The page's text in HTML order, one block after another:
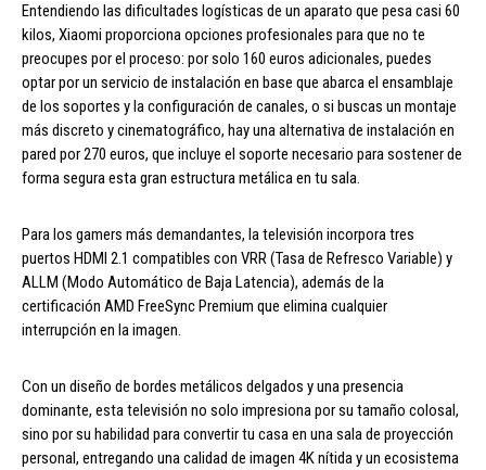
Entendiendo las dificultades logísticas de un aparato que pesa casi 60
kilos, Xiaomi proporciona opciones profesionales para que no te
preocupes por el proceso: por solo 160 euros adicionales, puedes
optar por un servicio de instalación en base que abarca el ensamblaje
de los soportes y la configuración de canales, o si buscas un montaje
más discreto y cinematográfico, hay una alternativa de instalación en
pared por 270 euros, que incluye el soporte necesario para sostener de
forma segura esta gran estructura metálica en tu sala.
Para los gamers más demandantes, la televisión incorpora tres
puertos HDMI 2.1 compatibles con VRR (Tasa de Refresco Variable) y
ALLM (Modo Automático de Baja Latencia), además de la
certificación AMD FreeSync Premium que elimina cualquier
interrupción en la imagen.
Con un diseño de bordes metálicos delgados y una presencia
dominante, esta televisión no solo impresiona por su tamaño colosal,
sino por su habilidad para convertir tu casa en una sala de proyección
personal, entregando una calidad de imagen 4K nítida y un ecosistema